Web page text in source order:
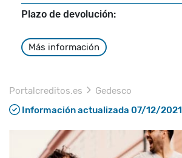
Plazo de devolución:
Más información
Portalcreditos.es
Gedesco
Información actualizada 07/12/2021